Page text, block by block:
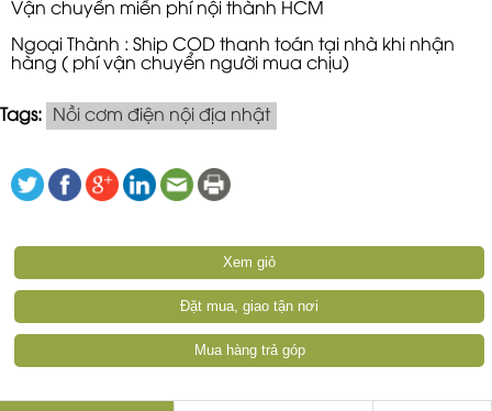
Vận chuyển miễn phí nội thành HCM
Ngoại Thành : Ship COD thanh toán tại nhà khi nhận
hàng ( phí vận chuyển người mua chịu)
Tags: Nồi cơm điện nội địa nhật
Xem giỏ
Đặt mua, giao tận nơi
Mua hàng trả góp